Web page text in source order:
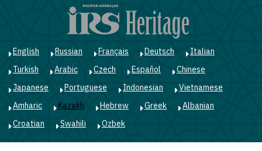
English Russian Français Deutsch
Italian
Turkish
Arabic Czech Español
Chinese
Japanese
Portuguese Indonesian
Vietnamese
Amharic
Kazakh Hebrew Greek
Albanian
Croatian
Swahili Ozbek